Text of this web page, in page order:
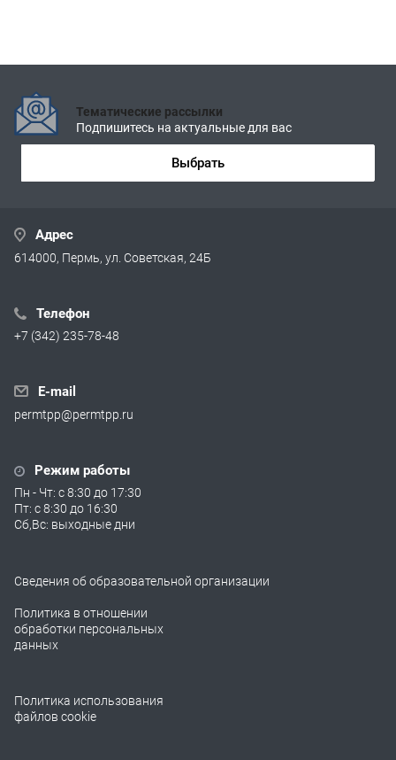
Тематические рассылки
Подпишитесь на актуальные для вас
Выбрать
Адрес
614000, Пермь, ул. Советская, 24Б
Телефон
+7 (342) 235-78-48
E-mail
permtpp@permtpp.ru
Режим работы
Пн - Чт: с 8:30 до 17:30
Пт: с 8:30 до 16:30
Сб,Вс: выходные дни
Сведения об образовательной организации
Политика в отношении
обработки персональных
данных
Политика использования
файлов cookie